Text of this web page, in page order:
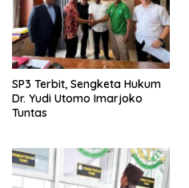
SP3 Terbit, Sengketa Hukum
Dr. Yudi Utomo Imarjoko
Tuntas